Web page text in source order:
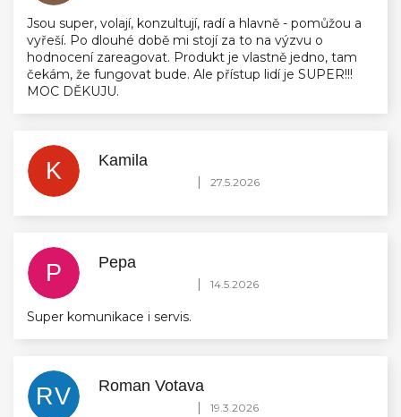
Jsou super, volají, konzultují, radí a hlavně - pomůžou a
vyřeší. Po dlouhé době mi stojí za to na výzvu o
hodnocení zareagovat. Produkt je vlastně jedno, tam
čekám, že fungovat bude. Ale přístup lidí je SUPER!!!
MOC DĚKUJU.
K Kamila
Hodnocení obchodu je 5 z 5 hvězdiček.
| 27.5.2026
P Pepa
Hodnocení obchodu je 5 z 5 hvězdiček.
| 14.5.2026
Super komunikace i servis.
RV Roman Votava
Hodnocení obchodu je 5 z 5 hvězdiček.
| 19.3.2026